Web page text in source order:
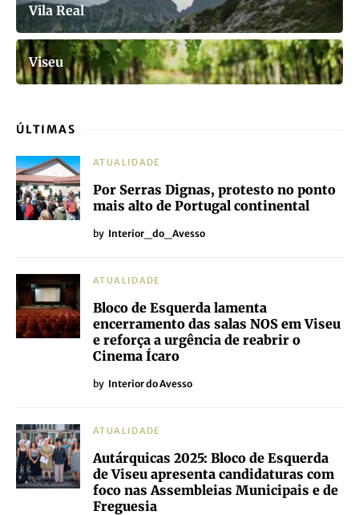
Vila Real
Viseu
ÚLTIMAS
ATUALIDADE
Por Serras Dignas, protesto no ponto
mais alto de Portugal continental
by Interior_do_Avesso
ATUALIDADE
Bloco de Esquerda lamenta
encerramento das salas NOS em Viseu
e reforça a urgência de reabrir o
Cinema Ícaro
by Interior do Avesso
ATUALIDADE
Autárquicas 2025: Bloco de Esquerda
de Viseu apresenta candidaturas com
foco nas Assembleias Municipais e de
Freguesia